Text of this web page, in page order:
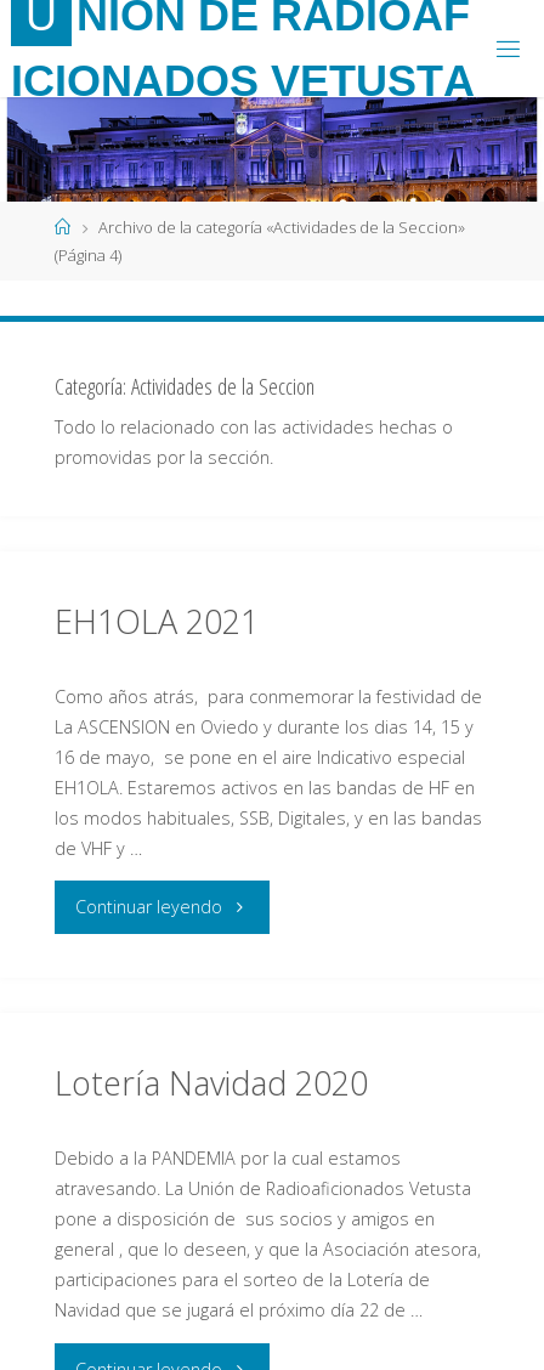
al
contenido
U N ÓN DE RAD OAF
ICIONADOS VETUSTA
Página
de
Archivo de la categoría «Actividades de la Seccion»
(Página 4)
Categoría: Actividades de la Seccion
Todo lo relacionado con las actividades hechas o
promovidas por la sección.
EH1OLA 2021
Como años atrás, para conmemorar la festividad de
La ASCENSION en Oviedo y durante los dias 14, 15 y
16 de mayo, se pone en el aire Indicativo especial
EH1OLA. Estaremos activos en las bandas de HF en
los modos habituales, SSB, Digitales, y en las bandas
de VHF y …
Continuar leyendo "EH1OLA
Lotería Navidad 2020
Debido a la PANDEMIA por la cual estamos
atravesando. La Unión de Radioaficionados Vetusta
pone a disposición de sus socios y amigos en
general , que lo deseen, y que la Asociación atesora,
participaciones para el sorteo de la Lotería de
Navidad que se jugará el próximo día 22 de …